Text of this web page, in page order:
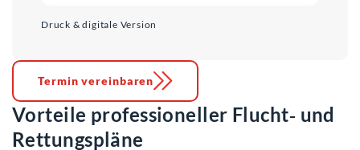
Druck & digitale Version
Termin vereinbaren
Vorteile professioneller Flucht‑ und
Rettungspläne